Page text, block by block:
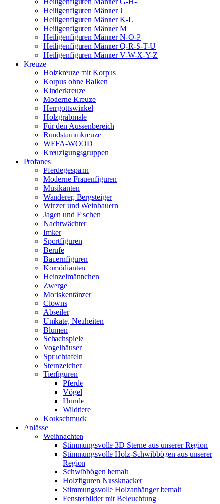
Heiligenfiguren Männer G-H-I
Heiligenfiguren Männer J
Heiligenfiguren Männer K-L
Heiligenfiguren Männer M
Heiligenfiguren Männer N-O-P
Heiligenfiguren Männer Q-R-S-T-U
Heiligenfiguren Männer V-W-X-Y-Z
Kreuze
Holzkreuze mit Korpus
Korpus ohne Balken
Kinderkreuze
Moderne Kreuze
Herrgottswinkel
Holzgrabmale
Für den Aussenbereich
Rundstammkreuze
WEFA-WOOD
Kreuzigungsgruppen
Profanes
Pferdegespann
Moderne Frauenfiguren
Musikanten
Wanderer, Bergsteiger
Winzer und Weinbauern
Jagen und Fischen
Nachtwächter
Imker
Sportfiguren
Berufe
Bauernfiguren
Komödianten
Heinzelmännchen
Zwerge
Moriskentänzer
Clowns
Abseiler
Unikate, Neuheiten
Blumen
Schachspiele
Vogelhäuser
Spruchtafeln
Sternzeichen
Tierfiguren
Pferde
Vögel
Hunde
Wildtiere
Korkschmuck
Anlässe
Weihnachten
Stimmungsvolle 3D Sterne aus unserer Region
Stimmungsvolle Holz-Schwibbögen aus unserer
Region
Schwibbögen bemalt
Holzfiguren Nussknacker
Stimmungsvolle Holzanhänger bemalt
Fensterbilder mit Beleuchtung